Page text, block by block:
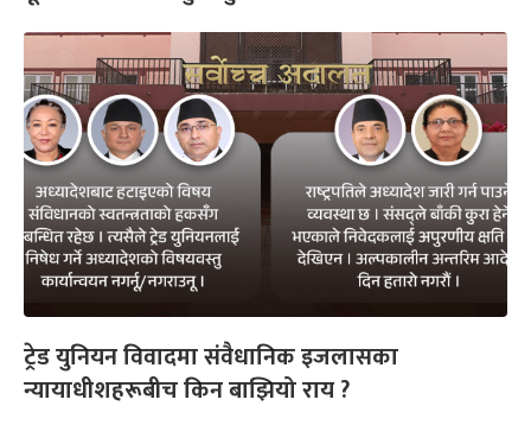
ट्रेड युनियन विवादमा संवैधानिक इजलासका
न्यायाधीशहरूबीच किन बाझियो राय ?